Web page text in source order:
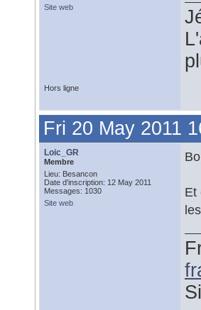
Site web
Hors ligne
Fri 20 May 2011
Loic_GR
Membre
Lieu: Besancon
Date d'inscription: 12 May 2011
Messages: 1030
Site web
Et